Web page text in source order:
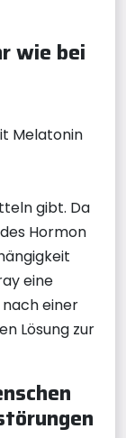
wie bei
Melatonin
gibt. Da
Hormon
eine
einer
Lösung zur